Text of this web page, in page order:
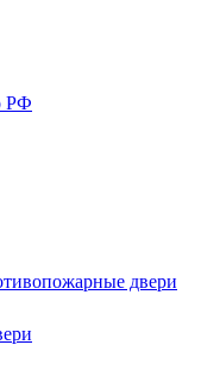
РФ
двери